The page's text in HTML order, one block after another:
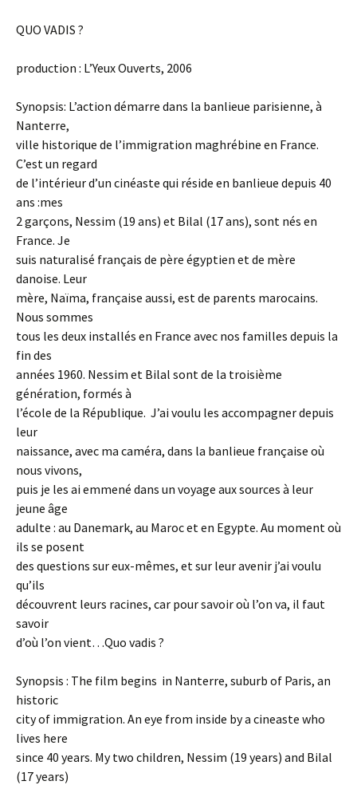
QUO VADIS ?
production : L’Yeux Ouverts, 2006
Synopsis: L’action démarre dans la banlieue parisienne, à
Nanterre,
ville historique de l’immigration maghrébine en France.
C’est un regard
de l’intérieur d’un cinéaste qui réside en banlieue depuis 40
ans :mes
2 garçons, Nessim (19 ans) et Bilal (17 ans), sont nés en
France. Je
suis naturalisé français de père égyptien et de mère
danoise. Leur
mère, Naïma, française aussi, est de parents marocains.
Nous sommes
tous les deux installés en France avec nos familles depuis la
fin des
années 1960. Nessim et Bilal sont de la troisième
génération, formés à
l’école de la République. J’ai voulu les accompagner depuis
leur
naissance, avec ma caméra, dans la banlieue française où
nous vivons,
puis je les ai emmené dans un voyage aux sources à leur
jeune âge
adulte : au Danemark, au Maroc et en Egypte. Au moment où
ils se posent
des questions sur eux-mêmes, et sur leur avenir j’ai voulu
qu’ils
découvrent leurs racines, car pour savoir où l’on va, il faut
savoir
d’où l’on vient…Quo vadis ?
Synopsis : The film begins in Nanterre, suburb of Paris, an
historic
city of immigration. An eye from inside by a cineaste who
lives here
since 40 years. My two children, Nessim (19 years) and Bilal
(17 years)